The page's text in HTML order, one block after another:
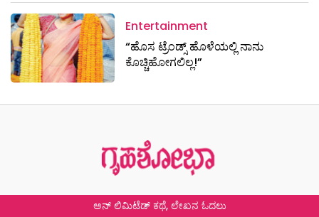
Entertainment
“ಹೊಸ ಟ್ರೆಂಡ್ಸ್ ಹೊಳೆಯಲ್ಲಿ ನಾನು
ಕೊಚ್ಚಿಹೋಗಲಿಲ್ಲ!”
ಅನ್ ಲಿಮಿಟೆಡ್ ಕಥೆ, ಲೇಖನ ಓದಲು